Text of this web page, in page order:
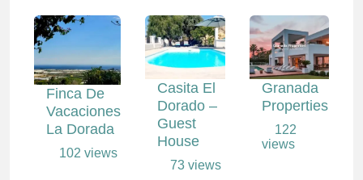
Finca De
Vacaciones
La Dorada
102 views
Casita El
Dorado –
Guest
House
73 views
Granada
Properties
122
views